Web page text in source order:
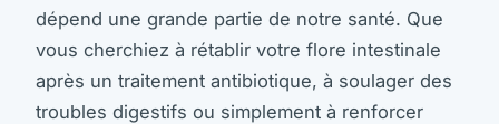
dépend une grande partie de notre santé. Que
vous cherchiez à rétablir votre flore intestinale
après un traitement antibiotique, à soulager des
troubles digestifs ou simplement à renforcer